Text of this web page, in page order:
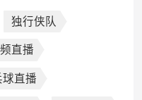
独行侠队
直播
球直播